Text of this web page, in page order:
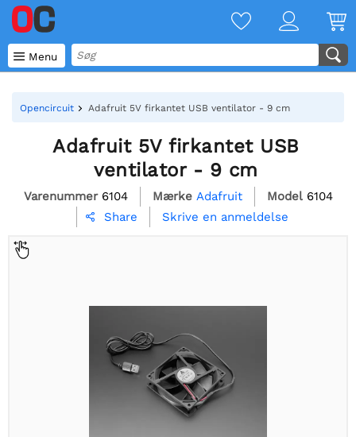
 Menu
Opencircuit Adafruit 5V firkantet USB ventilator - 9 cm
Adafruit 5V firkantet USB
ventilator - 9 cm
Varenummer 6104 Mærke Adafruit Model 6104
 Share Skrive en anmeldelse